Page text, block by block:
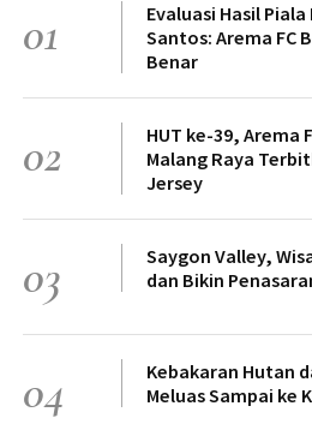
01
Evaluasi Hasil
Santos: Arema FC
Benar
02
HUT ke-39, Arema
Malang Raya
Jersey
03
Saygon Valley,
dan Bikin
04
Kebakaran Hutan
Meluas Sampai ke